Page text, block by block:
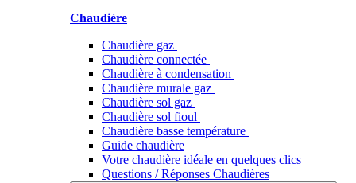
Chaudière
Chaudière gaz
Chaudière connectée
Chaudière à condensation
Chaudière murale gaz
Chaudière sol gaz
Chaudière sol fioul
Chaudière basse température
Guide chaudière
Votre chaudière idéale en quelques clics
Questions / Réponses Chaudières